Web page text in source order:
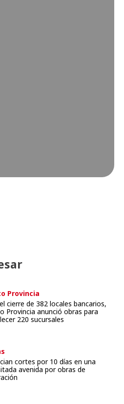
Provincia
cierre de 382 locales bancarios,
Provincia anunció obras para
220 sucursales
cortes por 10 días en una
avenida por obras de